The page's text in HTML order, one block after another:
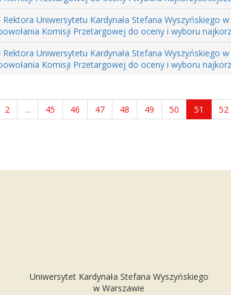
Uniwersytetu Kardynała Stefana Wyszyńskiego
Komisji Przetargowej do oceny i wyboru
Uniwersytetu Kardynała Stefana Wyszyńskiego
Komisji Przetargowej do oceny i wyboru
2 ... 45 46 47 48 49 50 51 52
Uniwersytet Kardynała Stefana Wyszyńskiego
w Warszawie